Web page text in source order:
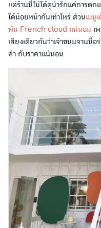
แต่ร้านนี้ไม่ได้ดูน่ารักแค่การตก
ได้น้อยหน้ากันเท่าไหร่ ส่วนเมนู
พ้น French cloud แน่นอน เ
เสียงเดียวกันว่าเจ้าขนมจานนี้
ค่า กับราคาแน่นอน